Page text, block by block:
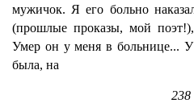
мужичок. Я его больно
(прошлые проказы, мой
Умер он у меня в больнице... У
была, на
238